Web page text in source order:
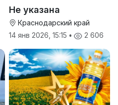
Не указана
Краснодарский край
14 янв 2026, 15:15 • 2 606